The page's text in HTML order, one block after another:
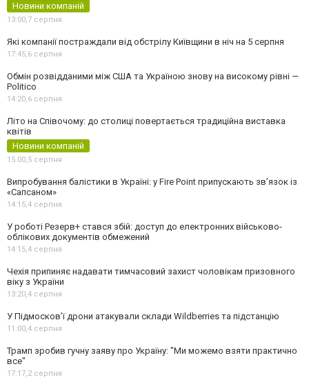
Новини компаній
13:00,7 серпня
Які компанії постраждали від обстрілу Київщини в ніч на 5 серпня
17:45,6 серпня
Обмін розвідданими між США та Україною знову на високому рівні —
Politico
14:20,6 серпня
Літо на Співочому: до столиці повертається традиційна виставка
квітів
Новини компаній
15:00,5 серпня
Випробування балістики в Україні: у Fire Point припускають зв’язок із
«Сапсаном»
14:15,4 серпня
У роботі Резерв+ стався збій: доступ до електронних військово-
облікових документів обмежений
14:15,4 серпня
Чехія припиняє надавати тимчасовий захист чоловікам призовного
віку з України
13:20,4 серпня
У Підмосков’ї дрони атакували склади Wildberries та підстанцію
11:00,4 серпня
Трамп зробив гучну заяву про Україну: "Ми можемо взяти практично
все"
17:17,2 серпня